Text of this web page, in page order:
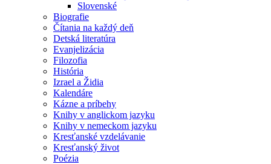
Slovenské
Biografie
Čítania na každý deň
Detská literatúra
Evanjelizácia
Filozofia
História
Izrael a Židia
Kalendáre
Kázne a príbehy
Knihy v anglickom jazyku
Knihy v nemeckom jazyku
Kresťanské vzdelávanie
Kresťanský život
Poézia